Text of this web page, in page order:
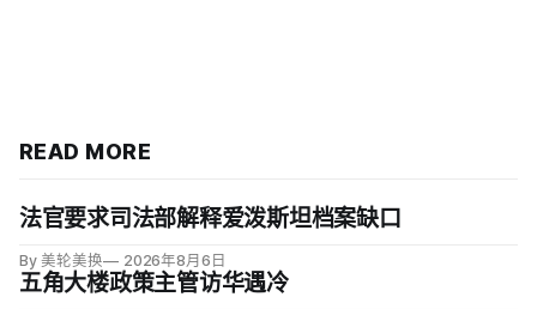
READ MORE
法官要求司法部解释爱泼斯坦档案缺口
By 美轮美换 2026年8月6日
五角大楼政策主管访华遇冷